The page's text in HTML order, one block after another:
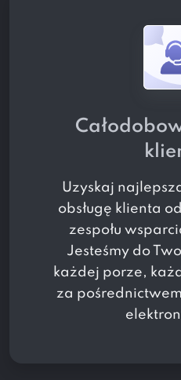
Uzyskaj
obsługę klienta
zespołu
Jesteśmy do
każdej porze,
za